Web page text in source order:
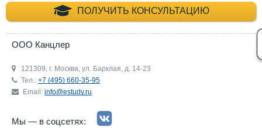
ПОЛУЧИТЬ КОНСУЛЬТАЦИЮ
+7 (495) 660-35-
ООО Канцлер
121309, г. Москва, ул. Барклая, д. 14-23
Тел.: +7 (495) 660-35-95
Email: info@estudy.ru
Мы — в соцсетях: